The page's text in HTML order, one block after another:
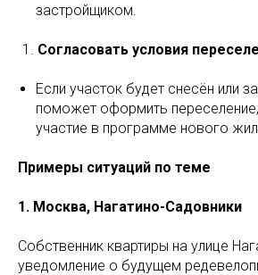
застройщиком.
Согласовать условия
Если участок будет снесён или
поможет оформить
участие в программе нового
Примеры ситуаций по теме
1. Москва, Нагатино-Садовники
Собственник квартиры на улице
уведомление о будущем